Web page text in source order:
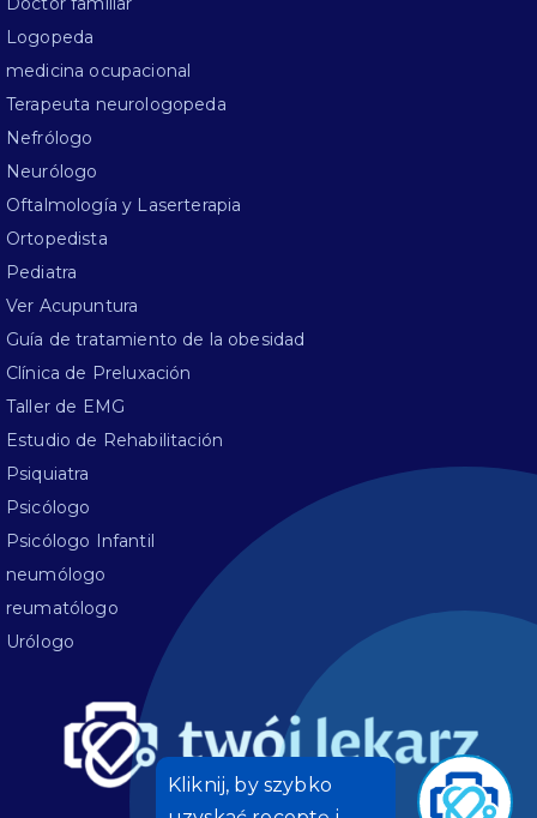
Logopeda
medicina ocupacional
Terapeuta neurologopeda
Nefrólogo
Neurólogo
Oftalmología y Laserterapia
Ortopedista
Pediatra
Ver Acupuntura
Guía de tratamiento de la obesidad
Clínica de Preluxación
Taller de EMG
Estudio de Rehabilitación
Psiquiatra
Psicólogo
Psicólogo Infantil
neumólogo
reumatólogo
Urólogo